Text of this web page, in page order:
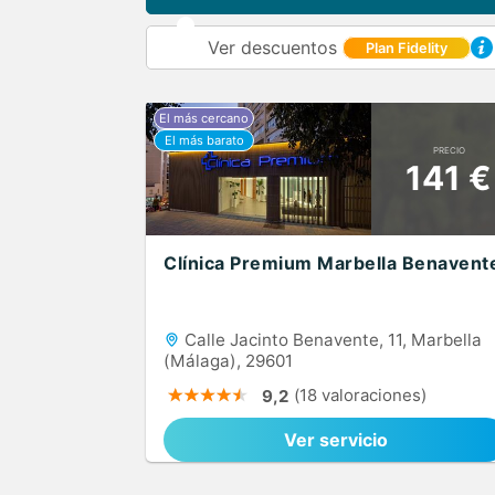
Ver descuentos Plan Fidelity
PRECIO
141 €
Clínica Premium Marbella
Calle Jacinto Benavente, 11, Marbella
(Málaga), 29601
9,2 (18 valoraciones)
Ver servicio